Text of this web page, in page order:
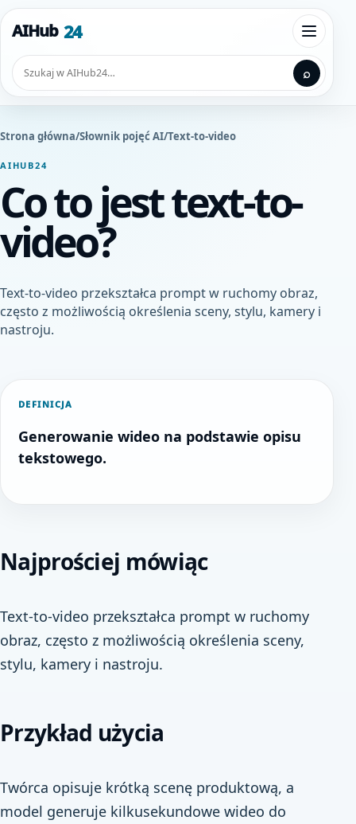
Przejdź do treści
AIHub 24
Szukaj
⌕
Strona główna/Słownik pojęć AI/Text-to-video
AIHUB24
Co to jest text-to-
video?
Text-to-video przekształca prompt w ruchomy obraz,
często z możliwością określenia sceny, stylu, kamery i
nastroju.
DEFINICJA
Generowanie wideo na podstawie opisu
tekstowego.
Najprościej mówiąc
Text-to-video przekształca prompt w ruchomy
obraz, często z możliwością określenia sceny,
stylu, kamery i nastroju.
Przykład użycia
Twórca opisuje krótką scenę produktową, a
model generuje kilkusekundowe wideo do